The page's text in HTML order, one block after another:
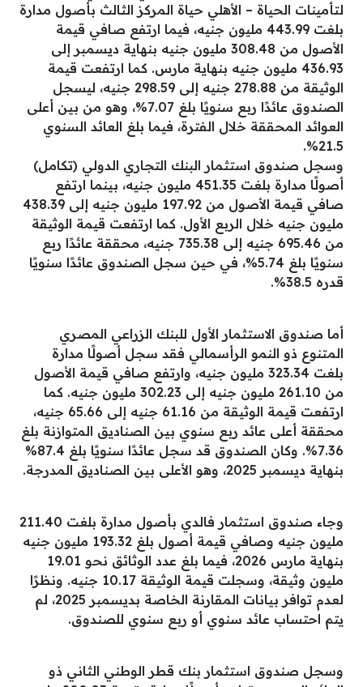
لتأمينات الحياة – الأهلي حياة المركز الثالث بأصول مدارة
بلغت 443.99 مليون جنيه، فيما ارتفع صافي قيمة
الأصول من 308.48 مليون جنيه بنهاية ديسمبر إلى
436.93 مليون جنيه بنهاية مارس. كما ارتفعت قيمة
الوثيقة من 278.88 جنيه إلى 298.59 جنيه، ليسجل
الصندوق عائدًا ربع سنويًا بلغ 7.07%، وهو من بين أعلى
العوائد المحققة خلال الفترة، فيما بلغ العائد السنوي
21.5%.
وسجل صندوق استثمار البنك التجاري الدولي (تكامل)
أصولًا مدارة بلغت 451.35 مليون جنيه، بينما ارتفع
صافي قيمة الأصول من 197.92 مليون جنيه إلى 438.39
مليون جنيه خلال الربع الأول. كما ارتفعت قيمة الوثيقة
من 695.46 جنيه إلى 735.38 جنيه، محققة عائدًا ربع
سنويًا بلغ 5.74%، في حين سجل الصندوق عائدًا سنويًا
قدره 38.5%.
أما صندوق الاستثمار الأول للبنك الزراعي المصري
المتنوع ذو النمو الرأسمالي فقد سجل أصولًا مدارة
بلغت 323.34 مليون جنيه، وارتفع صافي قيمة الأصول
من 261.10 مليون جنيه إلى 302.23 مليون جنيه. كما
ارتفعت قيمة الوثيقة من 61.16 جنيه إلى 65.66 جنيه،
محققة أعلى عائد ربع سنوي بين الصناديق المتوازنة بلغ
7.36%. وكان الصندوق قد سجل عائدًا سنويًا بلغ 87.4%
بنهاية ديسمبر 2025، وهو الأعلى بين الصناديق المدرجة.
وجاء صندوق استثمار فالدي بأصول مدارة بلغت 211.40
مليون جنيه وصافي قيمة أصول بلغ 193.32 مليون جنيه
بنهاية مارس 2026، فيما بلغ عدد الوثائق نحو 19.01
مليون وثيقة، وسجلت قيمة الوثيقة 10.17 جنيه. ونظرًا
لعدم توافر بيانات المقارنة الخاصة بديسمبر 2025، لم
يتم احتساب عائد سنوي أو ربع سنوي للصندوق.
وسجل صندوق استثمار بنك قطر الوطني الثاني ذو